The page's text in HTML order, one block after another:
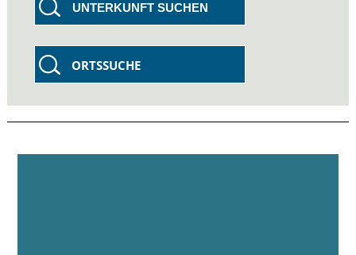
UNTERKUNFT SUCHEN
ORTSSUCHE